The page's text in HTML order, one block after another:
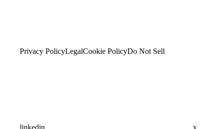
Privacy PolicyLegalCookie PolicyDo Not Sell
linkedin x